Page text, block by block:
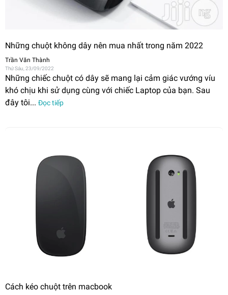
Những chuột không dây nên mua nhất trong năm 2022
Trần Văn Thành
Thứ Sáu, 23/09/2022
Những chiếc chuột có dây sẽ mang lại cảm giác vướng víu
khó chịu khi sử dụng cùng với chiếc Laptop của bạn. Sau
đây tôi... Đọc tiếp
Cách kéo chuột trên macbook